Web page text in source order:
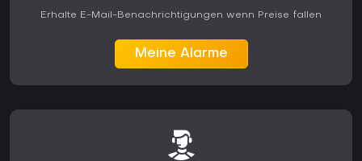
Erhalte E-Mail-Benachrichtigungen wenn Preise fallen
Meine Alarme